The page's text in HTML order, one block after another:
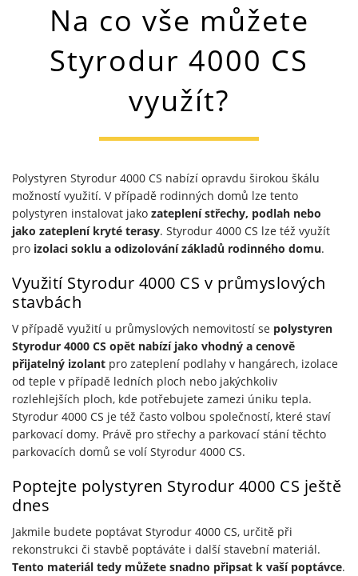
Na co vše můžete
Styrodur 4000 CS
využít?
Polystyren Styrodur 4000 CS nabízí opravdu širokou škálu
možností využití. V případě rodinných domů lze tento
polystyren instalovat jako zateplení střechy, podlah nebo
jako zateplení kryté terasy. Styrodur 4000 CS lze též využít
pro izolaci soklu a odizolování základů rodinného domu.
Využití Styrodur 4000 CS v průmyslových
stavbách
V případě využití u průmyslových nemovitostí se polystyren
Styrodur 4000 CS opět nabízí jako vhodný a cenově
přijatelný izolant pro zateplení podlahy v hangárech, izolace
od teple v případě ledních ploch nebo jakýchkoliv
rozlehlejších ploch, kde potřebujete zamezi úniku tepla.
Styrodur 4000 CS je též často volbou společností, které staví
parkovací domy. Právě pro střechy a parkovací stání těchto
parkovacích domů se volí Styrodur 4000 CS.
Poptejte polystyren Styrodur 4000 CS ještě
dnes
Jakmile budete poptávat Styrodur 4000 CS, určitě při
rekonstrukci či stavbě poptáváte i další stavební materiál.
Tento materiál tedy můžete snadno připsat k vaší poptávce.